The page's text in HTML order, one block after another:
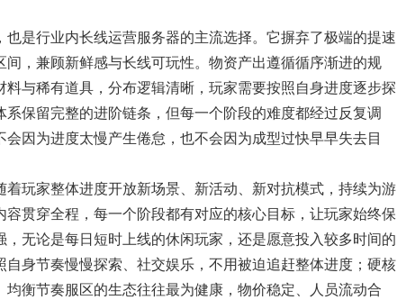
是行业内长线运营服务器的主流选择。它摒弃了极端的提速
，兼顾新鲜感与长线可玩性。物资产出遵循循序渐进的规
与稀有道具，分布逻辑清晰，玩家需要按照自身进度逐步探
保留完整的进阶链条，但每一个阶段的难度都经过反复调
因为进度太慢产生倦怠，也不会因为成型过快早早失去目
家整体进度开放新场景、新活动、新对抗模式，持续为游
贯穿全程，每一个阶段都有对应的核心目标，让玩家始终保
无论是每日短时上线的休闲玩家，还是愿意投入较多时间的
身节奏慢慢探索、社交娱乐，不用被迫追赶整体进度；硬核
衡节奏服区的生态往往最为健康，物价稳定、人员流动合